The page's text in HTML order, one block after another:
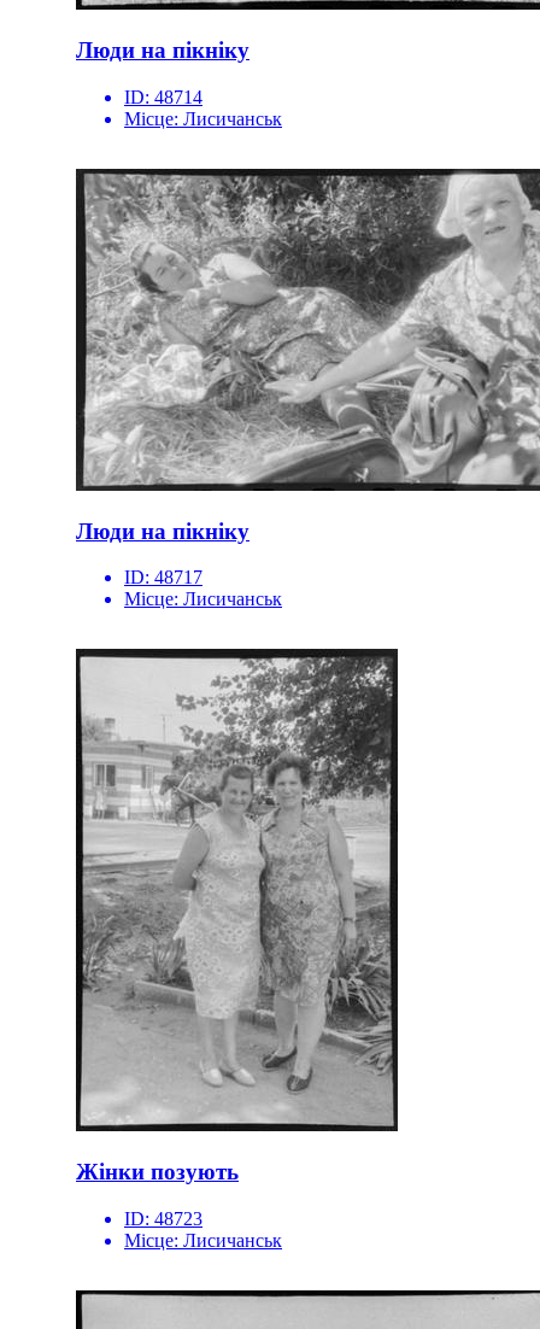
Люди на пікніку
ID: 48714
Місце: Лисичанськ
Люди на пікніку
ID: 48717
Місце: Лисичанськ
Жінки позують
ID: 48723
Місце: Лисичанськ